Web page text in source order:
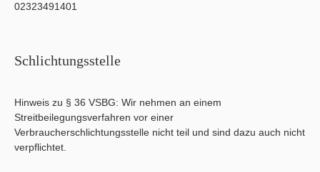
02323491401
Schlichtungsstelle
Hinweis zu § 36 VSBG: Wir nehmen an einem
Streitbeilegungsverfahren vor einer
Verbraucherschlichtungsstelle nicht teil und sind dazu auch nicht
verpflichtet.